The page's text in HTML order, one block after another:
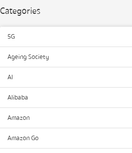
Categories
5G
Ageing Society
AI
Alibaba
Amazon
Amazon Go